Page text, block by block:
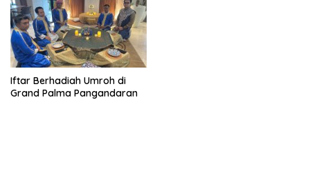
Iftar Berhadiah Umroh di
Grand Palma Pangandaran